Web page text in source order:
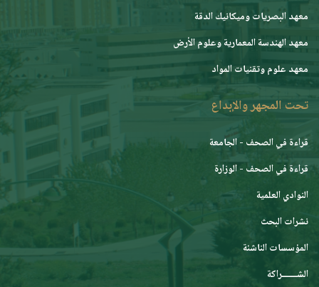
معهد البصريات وميكانيك الدقة
معهد الهندسة المعمارية وعلوم الأرض
معهد علوم وتقنيات المواد
تحت المجهر والإبداع
قراءة في الصحف - الجامعة
قراءة في الصحف - الوزارة
النوادي العلمية
نشرات البحث
المؤسسات الناشئة
الشـــــــراكة